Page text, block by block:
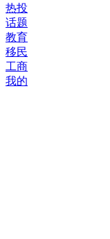
热投
话题
教育
移民
工商
我的